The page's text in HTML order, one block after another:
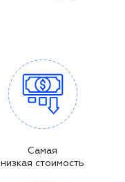
Самая
низкая стоимость